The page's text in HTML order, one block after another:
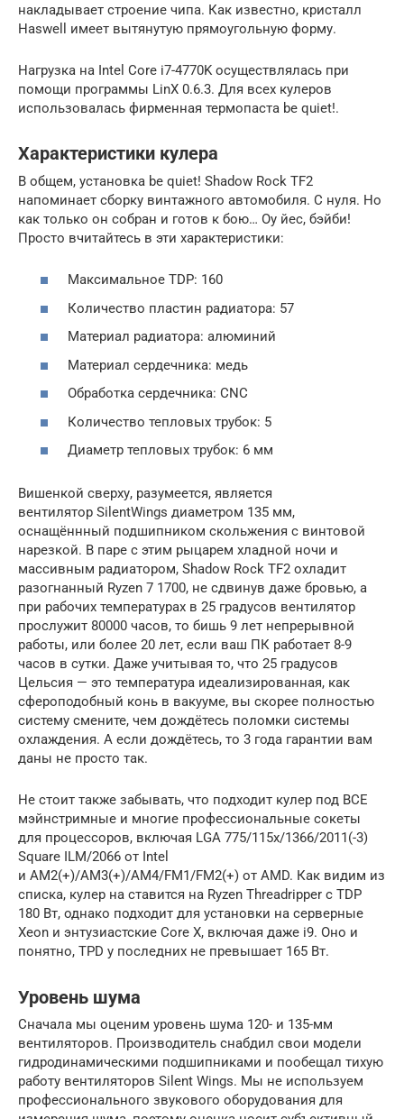
накладывает строение чипа. Как известно, кристалл
Haswell имеет вытянутую прямоугольную форму.
Нагрузка на Intel Core i7-4770K осуществлялась при
помощи программы LinX 0.6.3. Для всех кулеров
использовалась фирменная термопаста be quiet!.
Характеристики кулера
В общем, установка be quiet! Shadow Rock TF2
напоминает сборку винтажного автомобиля. С нуля. Но
как только он собран и готов к бою… Оу йес, бэйби!
Просто вчитайтесь в эти характеристики:
Максимальное TDP: 160
Количество пластин радиатора: 57
Материал радиатора: алюминий
Материал сердечника: медь
Обработка сердечника: CNC
Количество тепловых трубок: 5
Диаметр тепловых трубок: 6 мм
Вишенкой сверху, разумеется, является
вентилятор SilentWings диаметром 135 мм,
оснащённный подшипником скольжения с винтовой
нарезкой. В паре с этим рыцарем хладной ночи и
массивным радиатором, Shadow Rock TF2 охладит
разогнанный Ryzen 7 1700, не сдвинув даже бровью, а
при рабочих температурах в 25 градусов вентилятор
прослужит 80000 часов, то бишь 9 лет непрерывной
работы, или более 20 лет, если ваш ПК работает 8-9
часов в сутки. Даже учитывая то, что 25 градусов
Цельсия — это температура идеализированная, как
сфероподобный конь в вакууме, вы скорее полностью
систему смените, чем дождётесь поломки системы
охлаждения. А если дождётесь, то 3 года гарантии вам
даны не просто так.
Не стоит также забывать, что подходит кулер под ВСЕ
мэйнстримные и многие профессиональные сокеты
для процессоров, включая LGA 775/115x/1366/2011(-3)
Square ILM/2066 от Intel
и AM2(+)/AM3(+)/AM4/FM1/FM2(+) от AMD. Как видим из
списка, кулер на ставится на Ryzen Threadripper с TDP
180 Вт, однако подходит для установки на серверные
Xeon и энтузиастские Core X, включая даже i9. Оно и
понятно, TPD у последних не превышает 165 Вт.
Уровень шума
Сначала мы оценим уровень шума 120- и 135-мм
вентиляторов. Производитель снабдил свои модели
гидродинамическими подшипниками и пообещал тихую
работу вентиляторов Silent Wings. Мы не используем
профессионального звукового оборудования для